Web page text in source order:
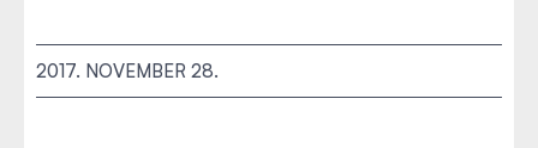
2017. NOVEMBER 28.